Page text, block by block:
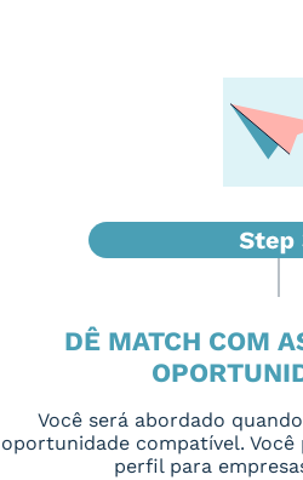
DÊ MATCH COM
Você será abordado
oportunidade compatível.
perfil para